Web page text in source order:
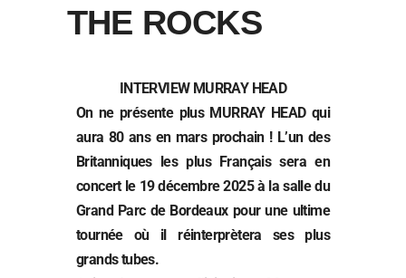
THE ROCKS
INTERVIEW MURRAY HEAD
On ne présente plus MURRAY HEAD qui
aura 80 ans en mars prochain ! L’un des
Britanniques les plus Français sera en
concert le 19 décembre 2025 à la salle du
Grand Parc de Bordeaux pour une ultime
tournée où il réinterprètera ses plus
grands tubes.